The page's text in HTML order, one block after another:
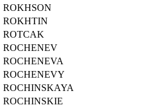
ROKHSON
ROKHTIN
ROTCAK
ROCHENEV
ROCHENEVA
ROCHENEVY
ROCHINSKAYA
ROCHINSKIE